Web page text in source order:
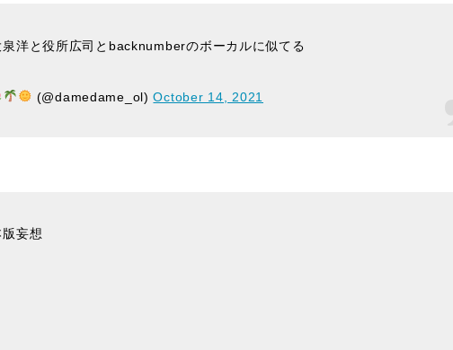
洋と役所広司とbacknumberのボーカルに似てる
(@damedame_ol)October 14, 2021
妄想